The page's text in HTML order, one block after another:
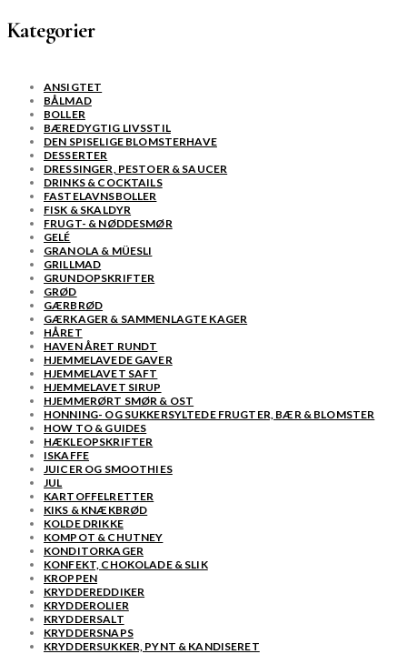
Kategorier
ANSIGTET
BÅLMAD
BOLLER
BÆREDYGTIG LIVSSTIL
DEN SPISELIGE BLOMSTERHAVE
DESSERTER
DRESSINGER, PESTOER & SAUCER
DRINKS & COCKTAILS
FASTELAVNSBOLLER
FISK & SKALDYR
FRUGT- & NØDDESMØR
GELÉ
GRANOLA & MÜESLI
GRILLMAD
GRUNDOPSKRIFTER
GRØD
GÆRBRØD
GÆRKAGER & SAMMENLAGTE KAGER
HÅRET
HAVEN ÅRET RUNDT
HJEMMELAVEDE GAVER
HJEMMELAVET SAFT
HJEMMELAVET SIRUP
HJEMMERØRT SMØR & OST
HONNING- OG SUKKERSYLTEDE FRUGTER, BÆR & BLOMSTER
HOW TO & GUIDES
HÆKLEOPSKRIFTER
ISKAFFE
JUICER OG SMOOTHIES
JUL
KARTOFFELRETTER
KIKS & KNÆKBRØD
KOLDE DRIKKE
KOMPOT & CHUTNEY
KONDITORKAGER
KONFEKT, CHOKOLADE & SLIK
KROPPEN
KRYDDEREDDIKER
KRYDDEROLIER
KRYDDERSALT
KRYDDERSNAPS
KRYDDERSUKKER, PYNT & KANDISERET